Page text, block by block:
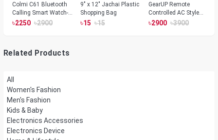
Colmi C61 Bluetooth
Calling Smart Watch-
Silver Color
৳2250 ৳2900
9" x 12" Jachai Plastic
Shopping Bag
৳15 ৳15
GearUP Remote
Controlled AC Style
Room Heater 1800
৳2900 ৳3900
Related Products
All
Women's Fashion
Men's Fashion
Kids & Baby
Electronics Accessories
Electronics Device